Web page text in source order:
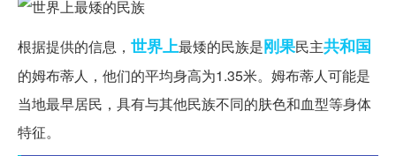
根据提供的信息， 世界上最矮的民族是刚果民主共和国
的姆布蒂人，他们的平均身高为1.35米。姆布蒂人可能是
当地最早居民，具有与其他民族不同的肤色和血型等身体
特征。